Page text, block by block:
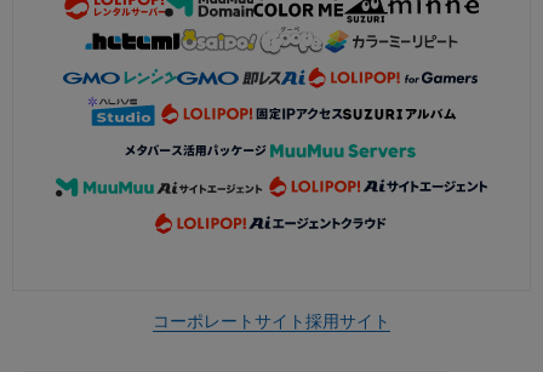
コーポレートサイト採用サイト